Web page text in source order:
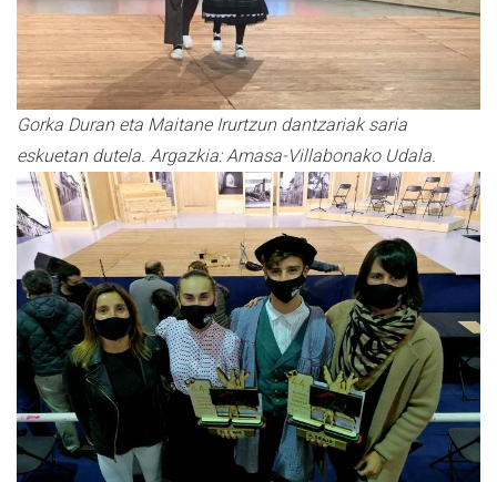
Gorka Duran eta Maitane Irurtzun dantzariak saria
eskuetan dutela. Argazkia: Amasa-Villabonako Udala.